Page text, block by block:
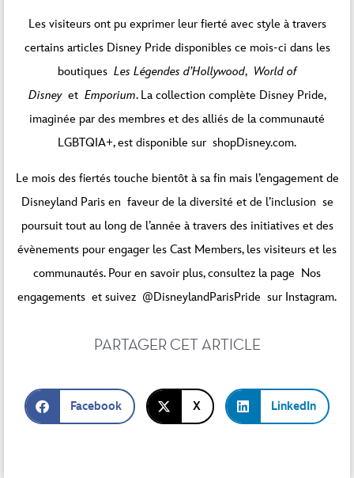
Les visiteurs ont pu exprimer leur fierté avec style à travers
certains articles Disney Pride disponibles ce mois-ci dans les
boutiques Les Légendes d’Hollywood, World of
Disneyet Emporium. La collection complète Disney Pride,
imaginée par des membres et des alliés de la communauté
LGBTQIA+, est disponible sur shopDisney.com.
Le mois des fiertés touche bientôt à sa fin mais l’engagement de
Disneyland Paris en faveur de la diversité et de l’inclusion se
poursuit tout au long de l’année à travers des initiatives et des
évènements pour engager les Cast Members, les visiteurs et les
communautés. Pour en savoir plus, consultez la page Nos
engagements et suivez @DisneylandParisPride sur Instagram.
PARTAGER CET ARTICLE
Facebook X LinkedIn